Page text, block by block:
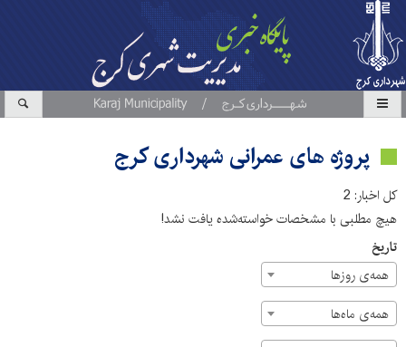
پروژه های عمرانی شهرداری کرج
کل اخبار: 2
هیچ مطلبی با مشخصات خواسته‌شده یافت نشد!
تاریخ
همه‌ی روزها
همه‌ی ماه‌ها